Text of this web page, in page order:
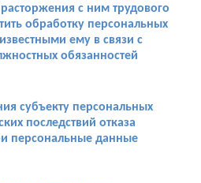
с ним трудового
обработку персональных
ему в связи с
обязанностей
субъекту персональных
последствий отказа
персональные данные